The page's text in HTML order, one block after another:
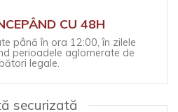
CU 48H
până în ora 12:00, în zilele
perioadele aglomerate de
legale.